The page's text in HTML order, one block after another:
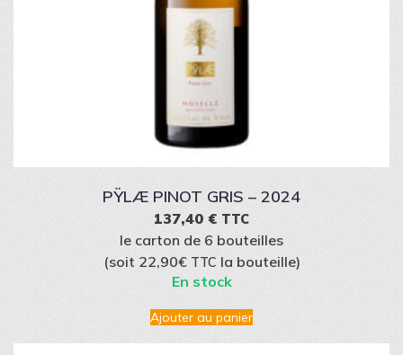
PŸLÆ PINOT GRIS – 2024
137,40 € TTC
le carton de 6 bouteilles
(soit 22,90€ TTC la bouteille)
En stock
Ajouter au panier